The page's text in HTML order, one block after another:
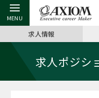
戻る
アクシアムの特長
戻る
キャリア支援 TOP
戻る
転職ツール TOP
戻る
転職コラム TOP
戻る
イベント・セミナー TOP
戻る
会社概要 TOP
求人情報
求人ポジシ